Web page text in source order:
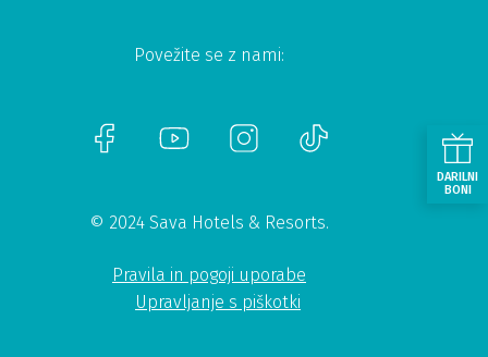
Povežite se z nami:
© 2024 Sava Hotels & Resorts.
Pravila in pogoji uporabe
Upravljanje s piškotki
DARILNI
BONI